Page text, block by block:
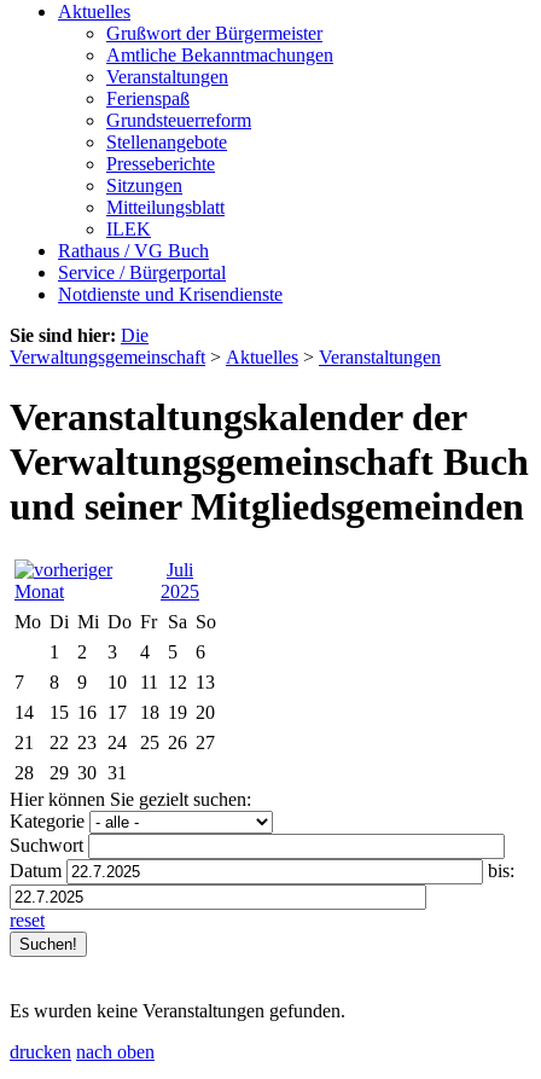
Aktuelles
Grußwort der Bürgermeister
Amtliche Bekanntmachungen
Veranstaltungen
Ferienspaß
Grundsteuerreform
Stellenangebote
Presseberichte
Sitzungen
Mitteilungsblatt
ILEK
Rathaus / VG Buch
Service / Bürgerportal
Notdienste und Krisendienste
Sie sind hier: Die
Verwaltungsgemeinschaft > Aktuelles > Veranstaltungen
Veranstaltungskalender der
Verwaltungsgemeinschaft Buch
und seiner Mitgliedsgemeinden
Juli
2025
Mo Di Mi Do Fr Sa So
1
2 3 4 5
6
7
8 9 10 11 12 13
14
15 16 17 18 19 20
21
22 23 24 25 26 27
28
29 30 31
Hier können Sie gezielt suchen:
Kategorie
Suchwort
Datum
bis:
reset
Es wurden keine Veranstaltungen gefunden.
drucken nach oben